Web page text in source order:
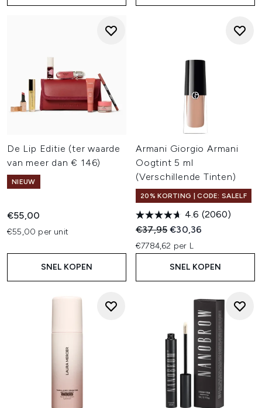
De Lip Editie (ter waarde
van meer dan € 146)
NIEUW
€55,00
€55,00 per unit
SNEL KOPEN
Armani Giorgio Armani
Oogtint 5 ml
(Verschillende Tinten)
20% KORTING | CODE: SALELF
4.6 (2060)
Recommended Retail Price:
€37,95Huidige prijs:
€30,36
€7784,62 per L
SNEL KOPEN